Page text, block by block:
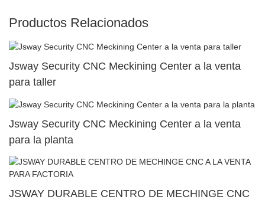
Productos Relacionados
Jsway Security CNC Meckining Center a la venta
para taller
Jsway Security CNC Meckining Center a la venta
para la planta
JSWAY DURABLE CENTRO DE MECHINGE CNC